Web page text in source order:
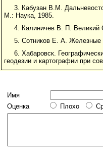
3. Кабузан В.М.
М.: Наука, 1985.
4. Калиничев В. П. Великий
5. Сотников Е. А. Железные
6. Хабаровск.
геодезии и картографии при
Имя
Оценка
Плохо